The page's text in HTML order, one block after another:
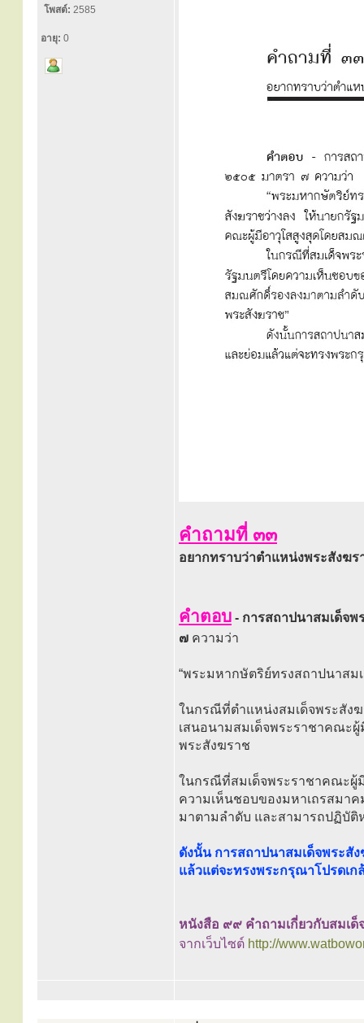
โพสต์: 2585
อายุ: 0
คำถามที่ ๓๓
อยากทราบว่าตำแหน่งพระสังฆร
คำตอบ - การสถาปนาสมเด็จ
๗ ความว่า
“พระมหากษัตริย์ทรงสถาปนาสม
ในกรณีที่ตำแหน่งสมเด็จพระสัง
เสนอนามสมเด็จพระราชาคณะ
พระสังฆราช
ในกรณีที่สมเด็จพระราชาคณะผู้
ความเห็นชอบของมหาเถรสมา
มาตามลำดับ และสามารถปฏิบัติ
ดังนั้น การสถาปนาสมเด็จพระสั
แล้วแต่จะทรงพระกรุณาโปรดเ
หนังสือ ๙๙ คำถามเกี่ยวกับสมเด็
จากเว็บไซต์ http://